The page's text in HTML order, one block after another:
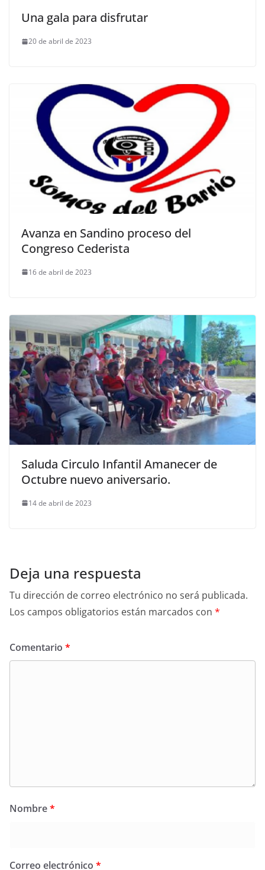
Una gala para disfrutar
20 de abril de 2023
Avanza en Sandino proceso del
Congreso Cederista
16 de abril de 2023
Saluda Circulo Infantil Amanecer de
Octubre nuevo aniversario.
14 de abril de 2023
Deja una respuesta
Tu dirección de correo electrónico no será publicada.
Los campos obligatorios están marcados con *
Comentario *
Nombre*
Correo electrónico *